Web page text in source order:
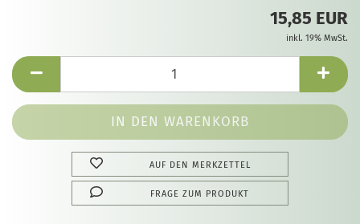
15,85 EUR
inkl. 19% MwSt.
AUF DEN MERKZETTEL
FRAGE ZUM PRODUKT